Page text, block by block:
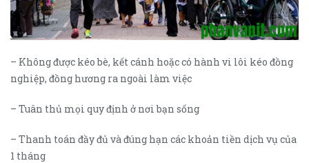
– Không được kéo bè, kết cánh hoặc có hành vi lôi kéo đồng
nghiệp, đồng hương ra ngoài làm việc
– Tuân thủ mọi quy định ở nơi bạn sống
– Thanh toán đầy đủ và đúng hạn các khoản tiền dịch vụ của
1 tháng